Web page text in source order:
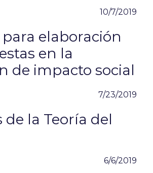
10/7/2019
elaboración
en la
de impacto social
7/23/2019
de la Teoría del
6/6/2019